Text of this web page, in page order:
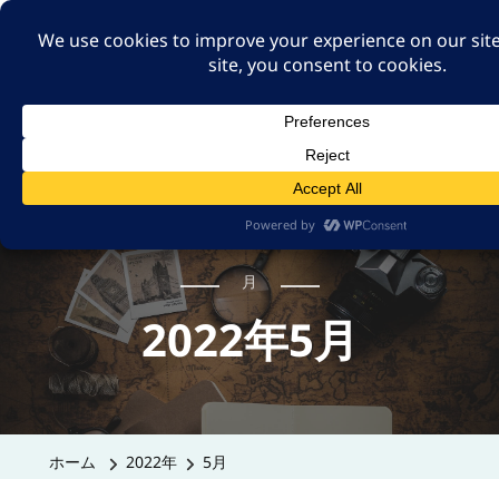
A GUT FEELING 7TH
身近な旅の記録や記憶、たまには思ったことも残そ
月
2022年5月
ホーム 2022年 5月